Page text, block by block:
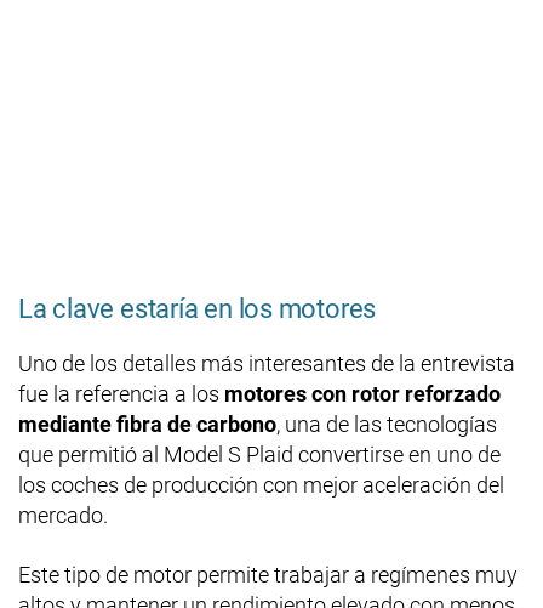
La clave estaría en los motores
Uno de los detalles más interesantes de la entrevista
fue la referencia a los motores con rotor reforzado
mediante fibra de carbono, una de las tecnologías
que permitió al Model S Plaid convertirse en uno de
los coches de producción con mejor aceleración del
mercado.
Este tipo de motor permite trabajar a regímenes muy